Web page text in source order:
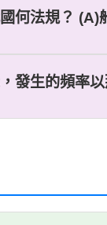
何法規？
發生的頻率